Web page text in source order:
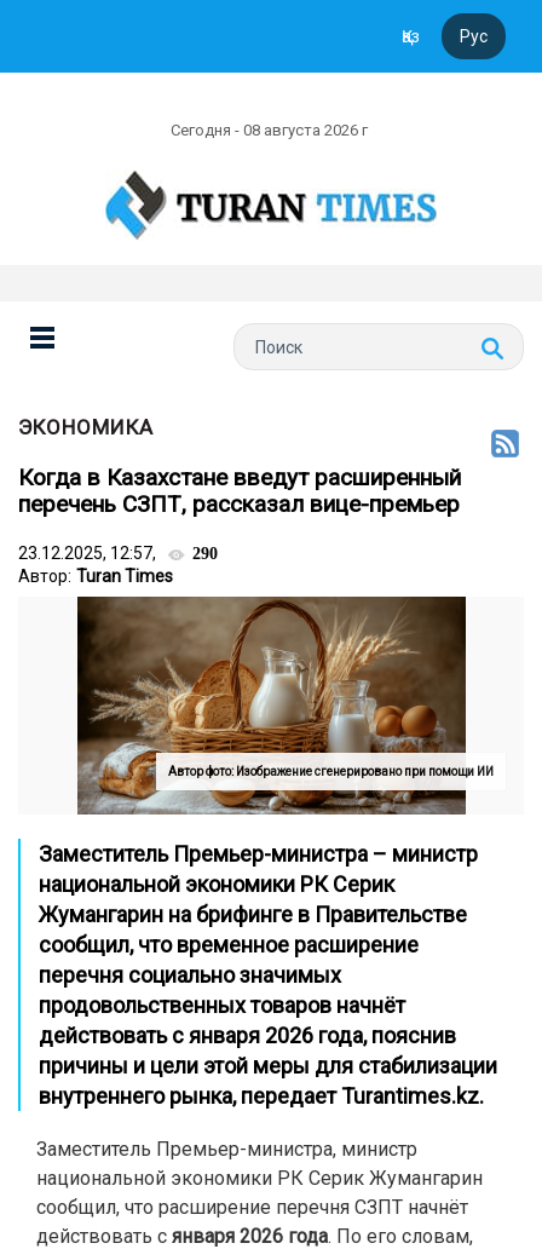
Қаз Рус
Сегодня - 08 августа 2026 г
ЭКОНОМИКА
Когда в Казахстане введут расширенный
перечень СЗПТ, рассказал вице-премьер
23.12.2025, 12:57, 290
Автор: Turan Times
Автор фото: Изображение сгенерировано при помощи ИИ
Заместитель Премьер-министра – министр
национальной экономики РК Серик
Жумангарин на брифинге в Правительстве
сообщил, что временное расширение
перечня социально значимых
продовольственных товаров начнёт
действовать с января 2026 года, пояснив
причины и цели этой меры для стабилизации
внутреннего рынка,передает Turantimes.kz.
Заместитель Премьер-министра, министр
национальной экономики РК Серик Жумангарин
сообщил, что расширение перечня СЗПТ начнёт
действовать с января 2026 года. По его словам,